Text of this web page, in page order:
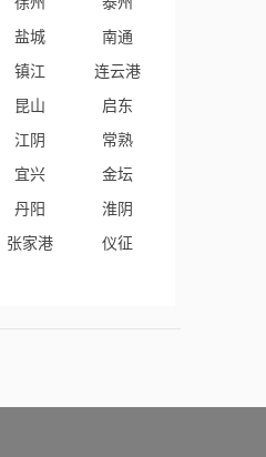
盐城
南通
镇江
连云港
昆山
启东
江阴
常熟
宜兴
金坛
丹阳
淮阴
张家港
仪征